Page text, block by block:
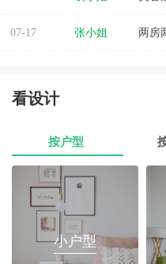
07-17 张小姐 两房
07-17
朱小姐 560
07-17 万
07-17 葛小姐 榕
看设计
按户型
小户型